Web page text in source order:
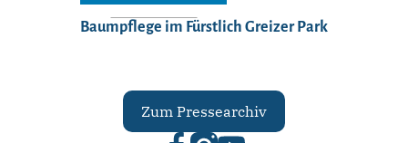
Baumpflege im Fürstlich Greizer Park
Zum Pressearchiv